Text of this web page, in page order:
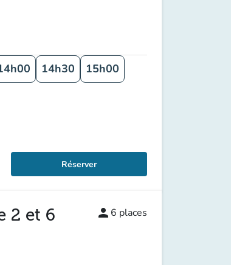
14h30
15h00
Réserver
2 et 6
person 6 places